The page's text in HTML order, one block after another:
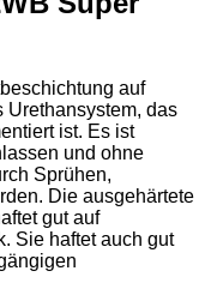
auf
Urethansystem, das
ist. Es ist
und ohne
Sprühen,
Die ausgehärtete
gut auf
Sie haftet auch gut